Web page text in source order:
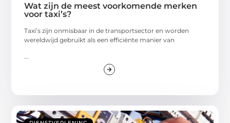
Wat zijn de meest voorkomende merken
voor taxi’s?
Taxi’s zijn onmisbaar in de transportsector en worden
wereldwijd gebruikt als een efficiënte manier van